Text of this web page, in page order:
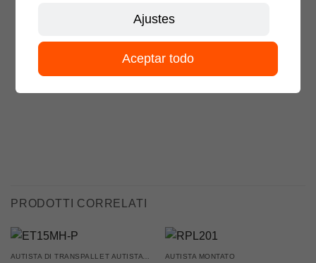
PRODOTTI CORRELATI
AUTISTA MONTATO
Ajustes
Aceptar todo